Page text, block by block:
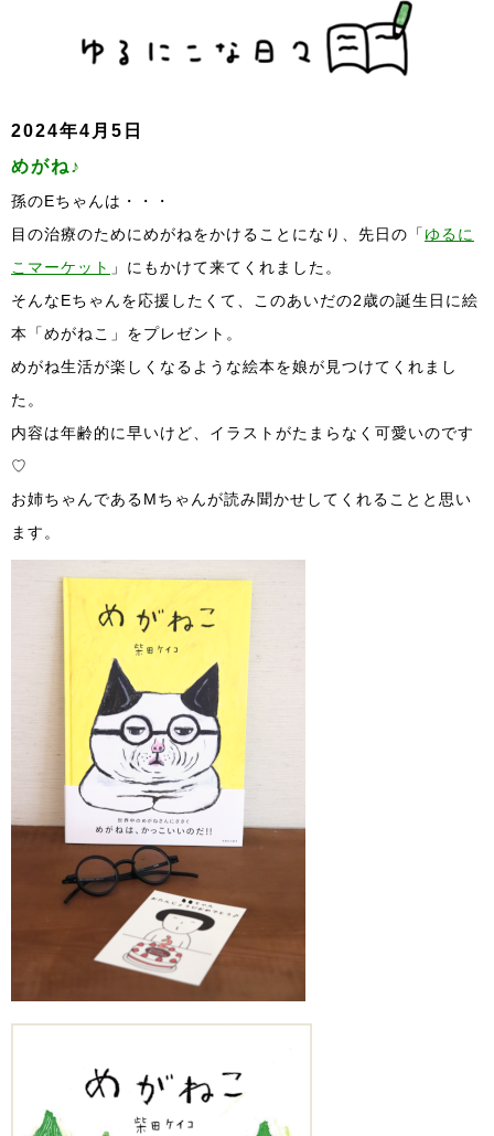
2024年4月5日
めがね♪
孫のEちゃんは・・・
目の治療のためにめがねをかけることになり、先日の「 ゆるに
こマーケット 」にもかけて来てくれました。
そんなEちゃんを応援したくて、このあいだの2歳の誕生日に絵
本「めがねこ」をプレゼント。
めがね生活が楽しくなるような絵本を娘が見つけてくれまし
た。
内容は年齢的に早いけど、イラストがたまらなく可愛いのです
♡
お姉ちゃんであるMちゃんが読み聞かせしてくれることと思い
ます。